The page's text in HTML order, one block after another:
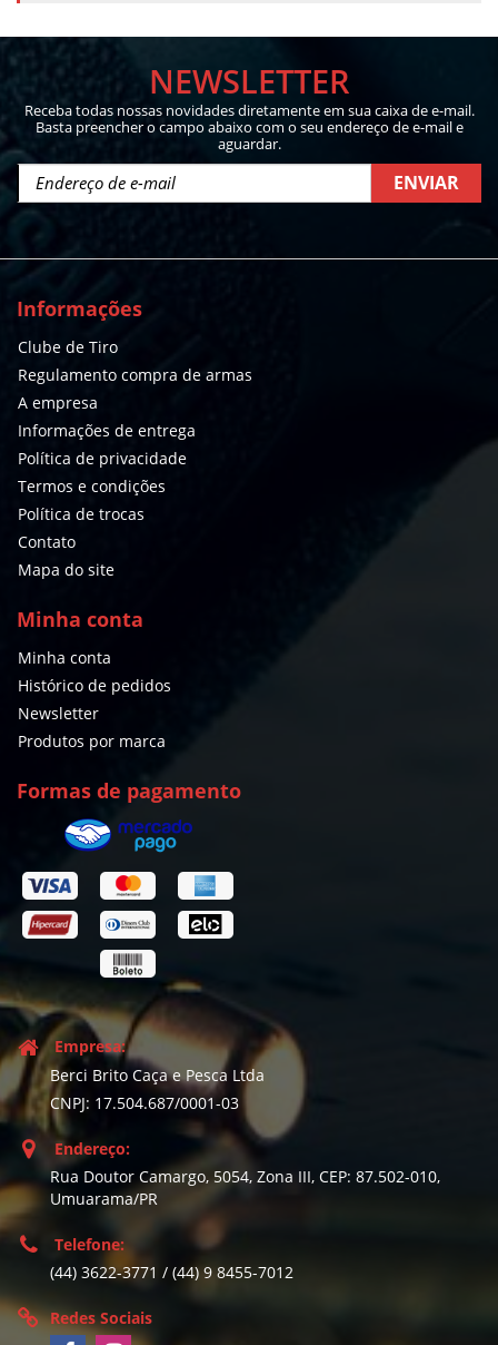
NEWSLETTER
Receba todas nossas novidades diretamente em sua caixa de e-mail.
Basta preencher o campo abaixo com o seu endereço de e-mail e
aguardar.
ENVIAR
Informações
Clube de Tiro
Regulamento compra de armas
A empresa
Informações de entrega
Política de privacidade
Termos e condições
Política de trocas
Contato
Mapa do site
Minha conta
Minha conta
Histórico de pedidos
Newsletter
Produtos por marca
Formas de pagamento
Empresa:
Berci Brito Caça e Pesca Ltda
CNPJ: 17.504.687/0001-03
Endereço:
Rua Doutor Camargo, 5054, Zona III, CEP: 87.502-010,
Umuarama/PR
Telefone:
(44) 3622-3771 / (44) 9 8455-7012
Redes Sociais